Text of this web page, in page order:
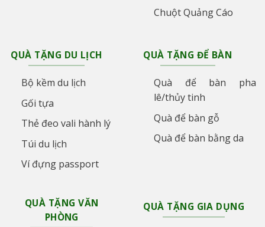
Chuột Quảng Cáo
QUÀ TẶNG DU LỊCH
Bộ kềm du lịch
Gối tựa
Thẻ đeo vali hành lý
Túi du lịch
Ví đựng passport
QUÀ TẶNG ĐỂ BÀN
Quà để bàn pha
lê/thủy tinh
Quà để bàn gỗ
Quà để bàn bằng da
QUÀ TẶNG VĂN
PHÒNG
QUÀ TẶNG GIA DỤNG